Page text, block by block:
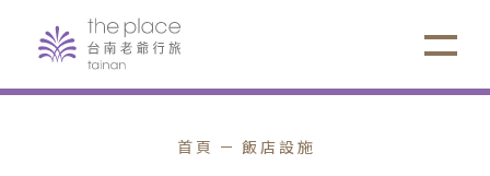
首頁 飯店設施